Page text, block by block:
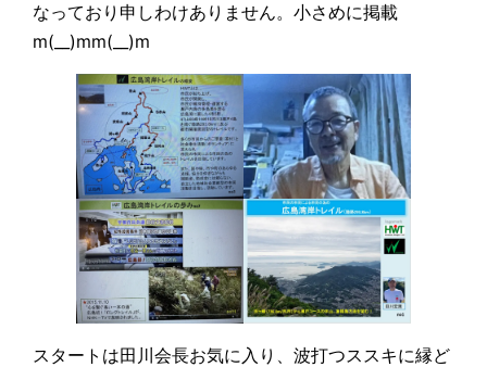
なっており申しわけありません。小さめに掲載
m(__)mm(__)m
スタートは田川会長お気に入り、波打つススキに縁ど